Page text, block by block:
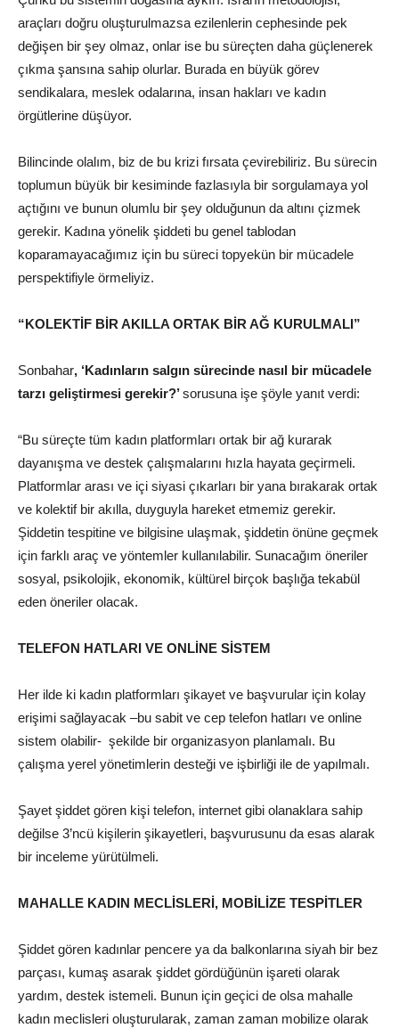
araçları doğru oluşturulmazsa ezilenlerin cephesinde pek
değişen bir şey olmaz, onlar ise bu süreçten daha güçlenerek
çıkma şansına sahip olurlar. Burada en büyük görev
sendikalara, meslek odalarına, insan hakları ve kadın
örgütlerine düşüyor.
Bilincinde olalım, biz de bu krizi fırsata çevirebiliriz. Bu sürecin
toplumun büyük bir kesiminde fazlasıyla bir sorgulamaya yol
açtığını ve bunun olumlu bir şey olduğunun da altını çizmek
gerekir. Kadına yönelik şiddeti bu genel tablodan
koparamayacağımız için bu süreci topyekün bir mücadele
perspektifiyle örmeliyiz.
“KOLEKTİF BİR AKILLA ORTAK BİR AĞ KURULMALI”
Sonbahar, ‘Kadınların salgın sürecinde nasıl bir mücadele
tarzı geliştirmesi gerekir?’sorusuna işe şöyle yanıt verdi:
“Bu süreçte tüm kadın platformları ortak bir ağ kurarak
dayanışma ve destek çalışmalarını hızla hayata geçirmeli.
Platformlar arası ve içi siyasi çıkarları bir yana bırakarak ortak
ve kolektif bir akılla, duyguyla hareket etmemiz gerekir.
Şiddetin tespitine ve bilgisine ulaşmak, şiddetin önüne geçmek
için farklı araç ve yöntemler kullanılabilir. Sunacağım öneriler
sosyal, psikolojik, ekonomik, kültürel birçok başlığa tekabül
eden öneriler olacak.
TELEFON HATLARI VE ONLİNE SİSTEM
Her ilde ki kadın platformları şikayet ve başvurular için kolay
erişimi sağlayacak –bu sabit ve cep telefon hatları ve online
sistem olabilir- şekilde bir organizasyon planlamalı. Bu
çalışma yerel yönetimlerin desteği ve işbirliği ile de yapılmalı.
Şayet şiddet gören kişi telefon, internet gibi olanaklara sahip
değilse 3’ncü kişilerin şikayetleri, başvurusunu da esas alarak
bir inceleme yürütülmeli.
MAHALLE KADIN MECLİSLERİ, MOBİLİZE TESPİTLER
Şiddet gören kadınlar pencere ya da balkonlarına siyah bir bez
parçası, kumaş asarak şiddet gördüğünün işareti olarak
yardım, destek istemeli. Bunun için geçici de olsa mahalle
kadın meclisleri oluşturularak, zaman zaman mobilize olarak